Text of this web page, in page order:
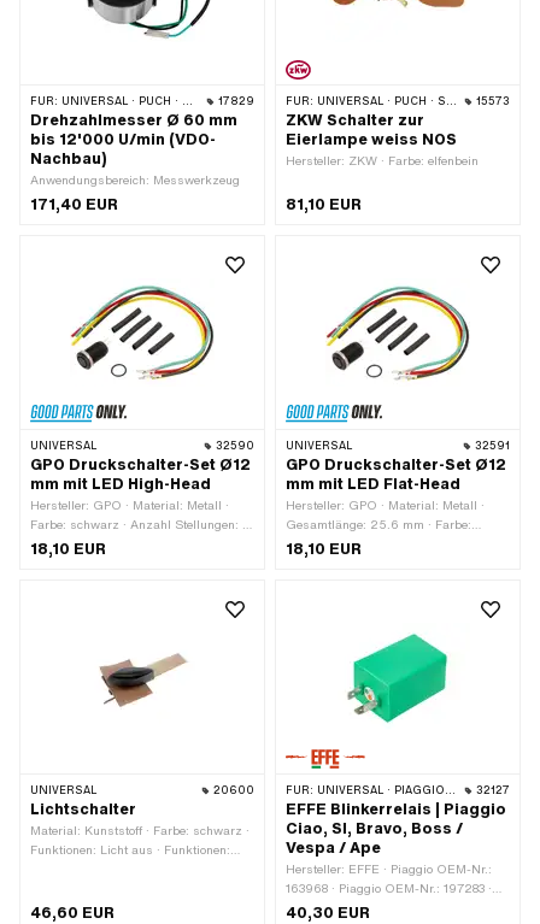
FÜR: UNIVERSAL · PUCH · SACHS 17829
Drehzahlmesser Ø 60 mm
bis 12'000 U/min (VDO-
Nachbau)
Anwendungsbereich: Messwerkzeug
171,40 EUR
FÜR: UNIVERSAL · PUCH · SACHS 15573
ZKW Schalter zur
Eierlampe weiss NOS
Hersteller: ZKW · Farbe: elfenbein
81,10 EUR
UNIVERSAL 32590
GPO Druckschalter-Set Ø12
mm mit LED High-Head
Hersteller: GPO · Material: Metall ·
Farbe: schwarz · Anzahl Stellungen: 2
Stk. · Anzahl Kabel: 4 Stk. · Ø
Befestigungsloch: 12 mm ·
(Feingewinde) · Gesamtlänge: 27 mm
18,10 EUR
UNIVERSAL 32591
GPO Druckschalter-Set Ø12
mm mit LED Flat-Head
Hersteller: GPO · Material: Metall ·
Gesamtlänge: 25.6 mm · Farbe:
schwarz · Anzahl Stellungen: 2 Stk. ·
Anzahl Kabel: 4 Stk. · Ø
18,10 EUR
UNIVERSAL 20600
Lichtschalter
Material: Kunststoff · Farbe: schwarz ·
Funktionen: Licht aus · Funktionen:
46,60 EUR
FÜR: UNIVERSAL · PIAGGIO · VESPA 32127
EFFE Blinkerrelais | Piaggio
Ciao, SI, Bravo, Boss /
Vespa / Ape
Hersteller: EFFE · Piaggio OEM-Nr.:
163968 · Piaggio OEM-Nr.: 197283 ·
Piaggio OEM-Nr.: 213594 · Piaggio
40,30 EUR